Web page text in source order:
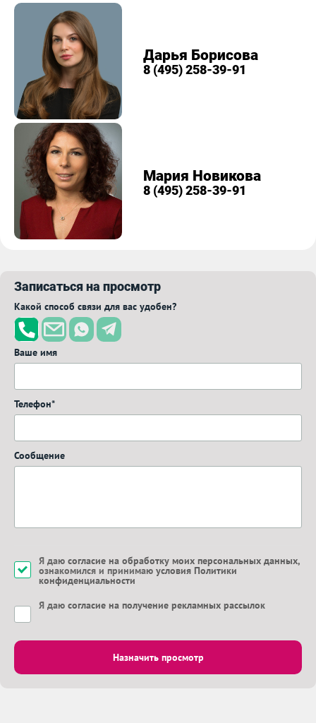
Дарья Борисова
8 (495) 258-39-91
Мария Новикова
8 (495) 258-39-91
Записаться на просмотр
Какой способ связи для вас удобен?
Ваше имя
Телефон*
Сообщение
Я даю согласие на обработку моих персональных данных,
ознакомился и принимаю условия Политики
конфиденциальности
Я даю согласие на получение рекламных рассылок
Назначить просмотр